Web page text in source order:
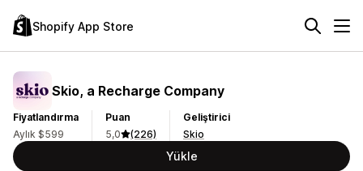
Shopify App Store
Skio, a Recharge Company
Fiyatlandırma
Aylık $599
Puan
5,0
(226)
Geliştirici
Skio
Yükle